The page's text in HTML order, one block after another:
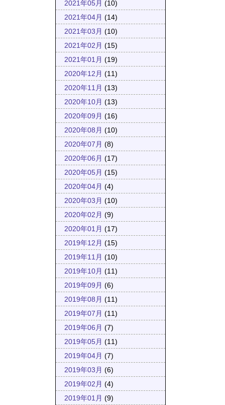
2021年05月 (10)
2021年04月 (14)
2021年03月 (10)
2021年02月 (15)
2021年01月 (19)
2020年12月 (11)
2020年11月 (13)
2020年10月 (13)
2020年09月 (16)
2020年08月 (10)
2020年07月 (8)
2020年06月 (17)
2020年05月 (15)
2020年04月 (4)
2020年03月 (10)
2020年02月 (9)
2020年01月 (17)
2019年12月 (15)
2019年11月 (10)
2019年10月 (11)
2019年09月 (6)
2019年08月 (11)
2019年07月 (11)
2019年06月 (7)
2019年05月 (11)
2019年04月 (7)
2019年03月 (6)
2019年02月 (4)
2019年01月 (9)